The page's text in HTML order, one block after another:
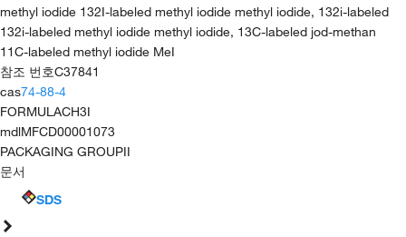
methyl iodide 132I-labeled methyl iodide methyl iodide, 132i-labeled
132i-labeled methyl iodide methyl iodide, 13C-labeled jod-methan
11C-labeled methyl iodide MeI
참조 번호C37841
cas74-88-4
FORMULACH3I
mdlMFCD00001073
PACKAGING GROUPII
문서
SDS